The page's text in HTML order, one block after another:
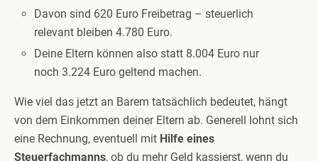
Davon sind 620 Euro Freibetrag – steuerlich
relevant bleiben 4.780 Euro.
Deine Eltern können also statt 8.004 Euro nur
noch 3.224 Euro geltend machen.
Wie viel das jetzt an Barem tatsächlich bedeutet, hängt
von dem Einkommen deiner Eltern ab. Generell lohnt sich
eine Rechnung, eventuell mit Hilfe eines
Steuerfachmanns, ob du mehr Geld kassierst, wenn du